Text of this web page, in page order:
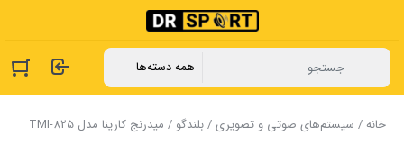
خانه/ سیستم‌های صوتی و تصویری/بلندگو / میدرنج کارینا مدل TMI-825